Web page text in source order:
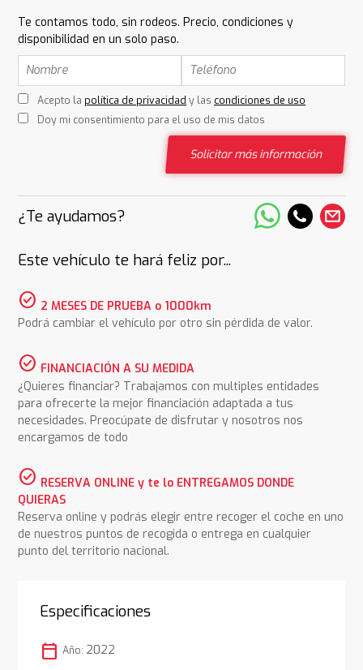
Te contamos todo, sin rodeos. Precio, condiciones y
disponibilidad en un solo paso.
Acepto la política de privacidad y las condiciones de uso
Doy mi consentimiento para el uso de mis datos
Solicitar más información
¿Te ayudamos?
Este vehículo te hará feliz por...
check_circle 2 MESES DE PRUEBA o 1000km
Podrá cambiar el vehículo por otro sin pérdida de valor.
check_circle FINANCIACIÓN A SU MEDIDA
¿Quieres financiar? Trabajamos con multiples entidades
para ofrecerte la mejor financiación adaptada a tus
necesidades. Preocúpate de disfrutar y nosotros nos
encargamos de todo
check_circle RESERVA ONLINE y te lo ENTREGAMOS DONDE
QUIERAS
Reserva online y podrás elegir entre recoger el coche en uno
de nuestros puntos de recogida o entrega en cualquier
punto del territorio nacional.
Especificaciones
calendar_today Año: 2022